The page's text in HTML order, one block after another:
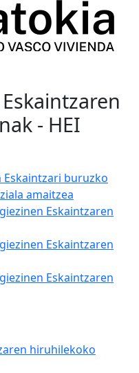
- HEI
buruzko
amaitzea
Eskaintzaren
Eskaintzaren
Eskaintzaren
hiruhilekoko